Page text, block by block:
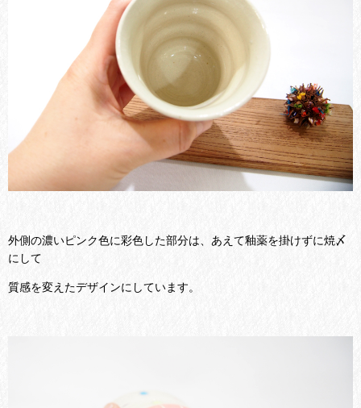
外側の濃いピンク色に彩色した部分は、あえて釉薬を掛けずに焼〆
にして
質感を変えたデザインにしています。